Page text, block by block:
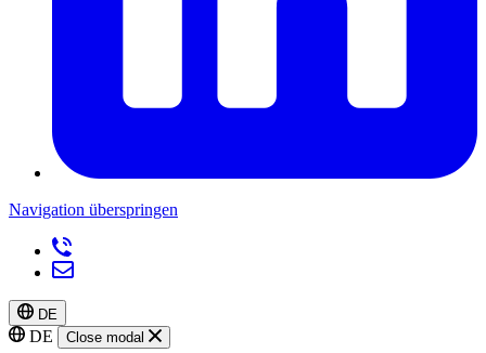
Navigation überspringen
DE
DE Close modal